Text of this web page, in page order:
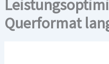
Querformat